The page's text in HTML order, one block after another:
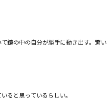
鏡の中の自分が勝手に動き出す。驚い
ると思っているらしい。